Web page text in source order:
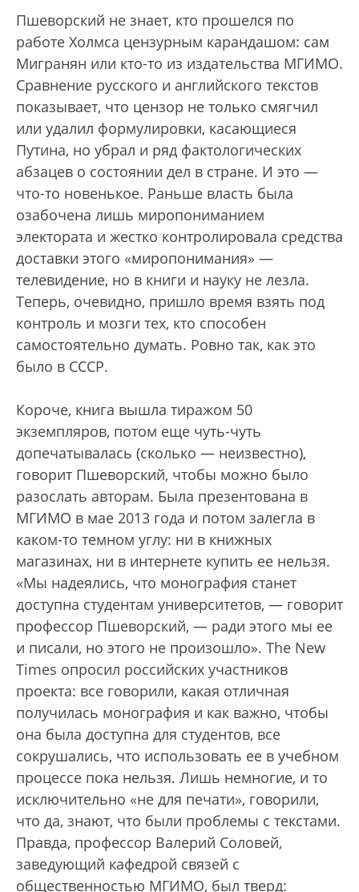
Пшеворский не знает, кто прошелся по
работе Холмса цензурным карандашом: сам
Мигранян или кто-то из издательства МГИМО.
Сравнение русского и английского текстов
показывает, что цензор не только смягчил
или удалил формулировки, касающиеся
Путина, но убрал и ряд фактологических
абзацев о состоянии дел в стране. И это —
что-то новенькое. Раньше власть была
озабочена лишь миропониманием
электората и жестко контролировала средства
доставки этого «миропонимания» —
телевидение, но в книги и науку не лезла.
Теперь, очевидно, пришло время взять под
контроль и мозги тех, кто способен
самостоятельно думать. Ровно так, как это
было в СССР.
Короче, книга вышла тиражом 50
экземпляров, потом еще чуть-чуть
допечатывалась (сколько — неизвестно),
говорит Пшеворский, чтобы можно было
разослать авторам. Была презентована в
МГИМО в мае 2013 года и потом залегла в
каком-то темном углу: ни в книжных
магазинах, ни в интернете купить ее нельзя.
«Мы надеялись, что монография станет
доступна студентам университетов, — говорит
профессор Пшеворский, — ради этого мы ее
и писали, но этого не произошло». The New
Times опросил российских участников
проекта: все говорили, какая отличная
получилась монография и как важно, чтобы
она была доступна для студентов, все
сокрушались, что использовать ее в учебном
процессе пока нельзя. Лишь немногие, и то
исключительно «не для печати», говорили,
что да, знают, что были проблемы с текстами.
Правда, профессор Валерий Соловей,
заведующий кафедрой связей с
общественностью МГИМО, был тверд: